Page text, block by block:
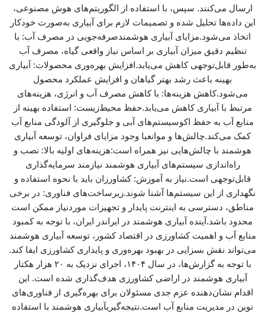
ارسال می‌کنند. سپس، با استفاده از الگوریتم‌های هوش مصنوعی،
این داده‌ها تحلیل شده و تصمیمات لازم برای آبیاری به‌صورت خودکار
اتخاذ می‌شود.مزایای آبیاری هوشمندصرفه‌جویی در مصرف آب: با
تنظیم دقیق میزان آبیاری بر اساس نیاز واقعی گیاه، مصرف آب
به‌طور قابل‌توجهی کاهش می‌یابد.افزایش بهره‌وری محصولات: آبیاری
بهینه باعث رشد بهتر گیاهان و افزایش عملکرد محصول
می‌شود.کاهش هزینه‌ها: با کاهش مصرف آب و انرژی، هزینه‌های
مرتبط با آبیاری کاهش می‌یابد.حفظ محیط‌زیست: استفاده بهینه از
منابع آب به حفظ اکوسیستم‌های آبی و جلوگیری از آلودگی منابع آب
کمک می‌کند.چالش‌ها و موانعبا وجود مزایای فراوان، توسعه آبیاری
هوشمند با چالش‌هایی نیز همراه است:هزینه‌های اولیه بالا: نصب و
راه‌اندازی سیستم‌های آبیاری هوشمند نیازمند سرمایه‌گذاری
قابل‌توجهی است.نیاز به آموزش: کشاورزان باید با نحوه استفاده و
نگهداری از این سیستم‌ها آشنا شوند.زیرساخت‌های فناوری: در برخی
مناطق، دسترسی به اینترنت پایدار و تجهیزات موردنیاز ممکن است
محدود باشد.آینده آبیاری هوشمند در ایراندر ایران، با توجه به کمبود
منابع آب و اهمیت کشاورزی در اقتصاد کشور، توسعه آبیاری هوشمند
می‌تواند نقش بسزایی در بهبود بهره‌وری و پایداری کشاورزی ایفا کند.
با توجه به گزارش‌ها، در سال ۱۴۰۴، اجرای نزدیک به ۲۰ هزار هکتار
آبیاری هوشمند در اراضی کشاورزی هدف‌گذاری شده است. این
اقدام نشان‌دهنده عزم جدی مسئولان برای بهره‌گیری از فناوری‌های
نوین در مدیریت منابع آب است.نتیجه‌گیریآبیاری هوشمند با استفاده